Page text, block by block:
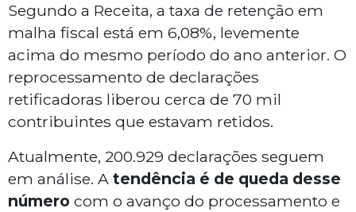
Segundo a Receita, a taxa de retenção em
malha fiscal está em 6,08%, levemente
acima do mesmo período do ano anterior. O
reprocessamento de declarações
retificadoras liberou cerca de 70 mil
contribuintes que estavam retidos.
Atualmente, 200.929 declarações seguem
em análise. A tendência é de queda desse
número com o avanço do processamento e